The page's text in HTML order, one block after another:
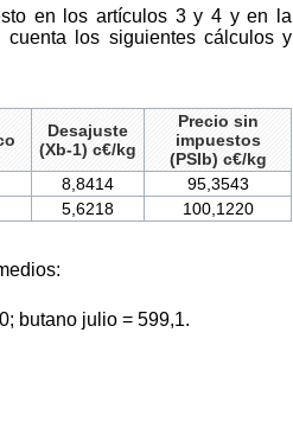
en los artículos 3 y 4 y en la
los siguientes cálculos y
Desajuste
(Xb-1) c€/kg
Precio sin
impuestos
(PSIb) c€/kg
8,8414
95,3543
5,6218 100,1220
butano julio = 599,1.